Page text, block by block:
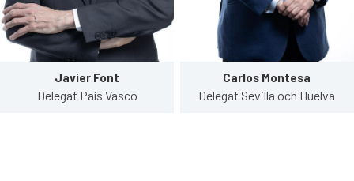
Javier Font
Delegat País Vasco
Carlos Montesa
Delegat Sevilla och Huelva